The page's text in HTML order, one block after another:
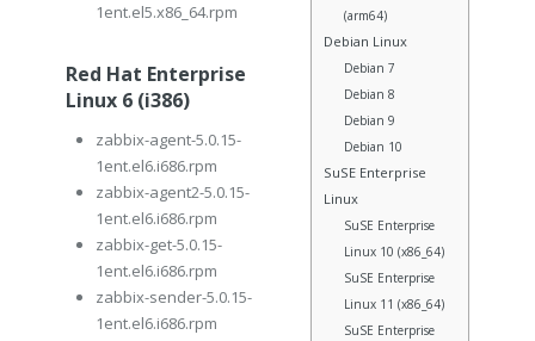
(arm64)
Debian Linux
Debian 7
Debian 8
Debian 9
Debian 10
SuSE Enterprise
Linux
SuSE Enterprise
Linux 10 (x86_64)
SuSE Enterprise
Linux 11 (x86_64)
SuSE Enterprise
1ent.el5.x86_64.rpm
Red Hat Enterprise
Linux 6 (i386)
zabbix-agent-5.0.15-
1ent.el6.i686.rpm
zabbix-agent2-5.0.15-
1ent.el6.i686.rpm
zabbix-get-5.0.15-
1ent.el6.i686.rpm
zabbix-sender-5.0.15-
1ent.el6.i686.rpm